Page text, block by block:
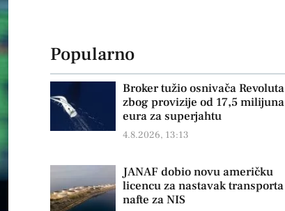
Popularno
Broker tužio osnivača Revoluta
zbog provizije od 17,5 milijuna
eura za superjahtu
4.8.2026, 13:13
JANAF dobio novu američku
licencu za nastavak transporta
nafte za NIS